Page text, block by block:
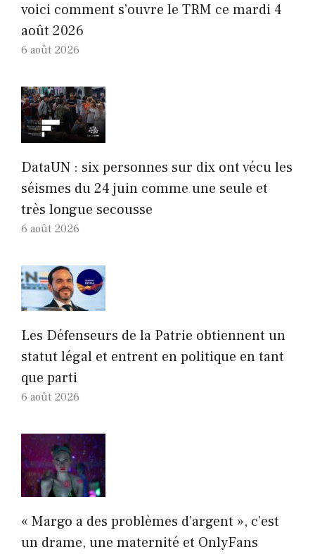
voici comment s’ouvre le TRM ce mardi 4
août 2026
6 août 2026
DataUN : six personnes sur dix ont vécu les
séismes du 24 juin comme une seule et
très longue secousse
6 août 2026
Les Défenseurs de la Patrie obtiennent un
statut légal et entrent en politique en tant
que parti
6 août 2026
« Margo a des problèmes d’argent », c’est
un drame, une maternité et OnlyFans